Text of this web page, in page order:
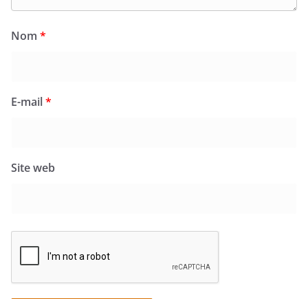
Nom *
E-mail*
Site web